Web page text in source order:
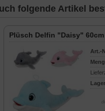
folgende Artikel
Plüsch Delfin "Daisy" 60cm
Art.-